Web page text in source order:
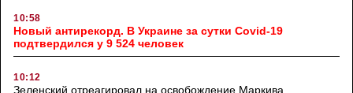
10:58
Новый антирекорд. В Украине за сутки Covid-19
подтвердился у 9 524 человек
10:12
Зеленский отреагировал на освобождение Маркива